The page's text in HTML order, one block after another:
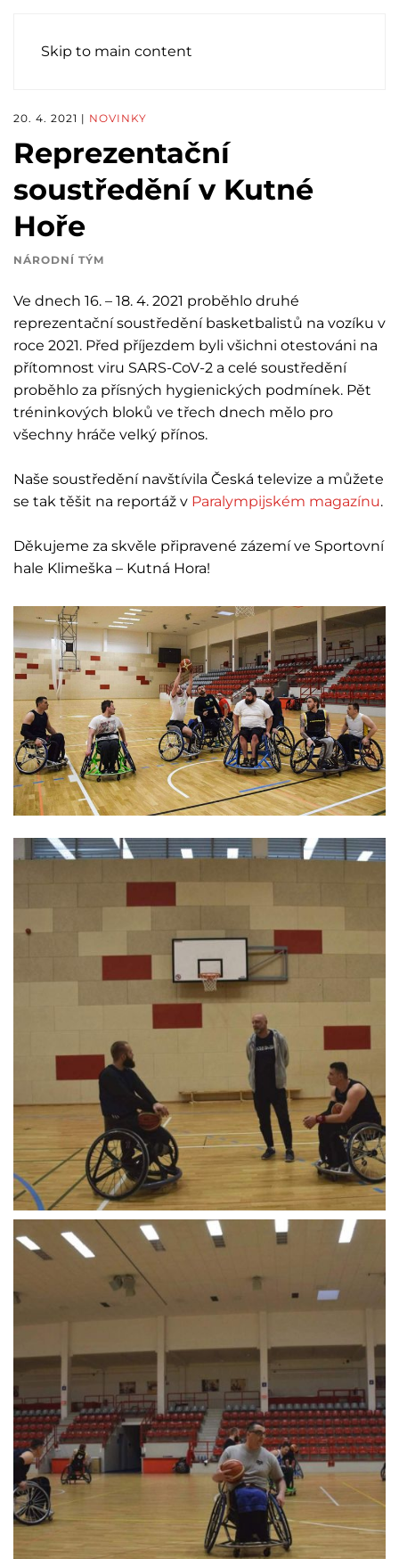
Skip to main content
20. 4. 2021 | NOVINKY
Reprezentační
soustředění v Kutné
Hoře
NÁRODNÍ TÝM
Ve dnech 16. – 18. 4. 2021 proběhlo druhé
reprezentační soustředění basketbalistů na vozíku v
roce 2021. Před příjezdem byli všichni otestováni na
přítomnost viru SARS-CoV-2 a celé soustředění
proběhlo za přísných hygienických podmínek. Pět
tréninkových bloků ve třech dnech mělo pro
všechny hráče velký přínos.
Naše soustředění navštívila Česká televize a můžete
se tak těšit na reportáž v Paralympijském magazínu.
Děkujeme za skvěle připravené zázemí ve Sportovní
hale Klimeška – Kutná Hora!